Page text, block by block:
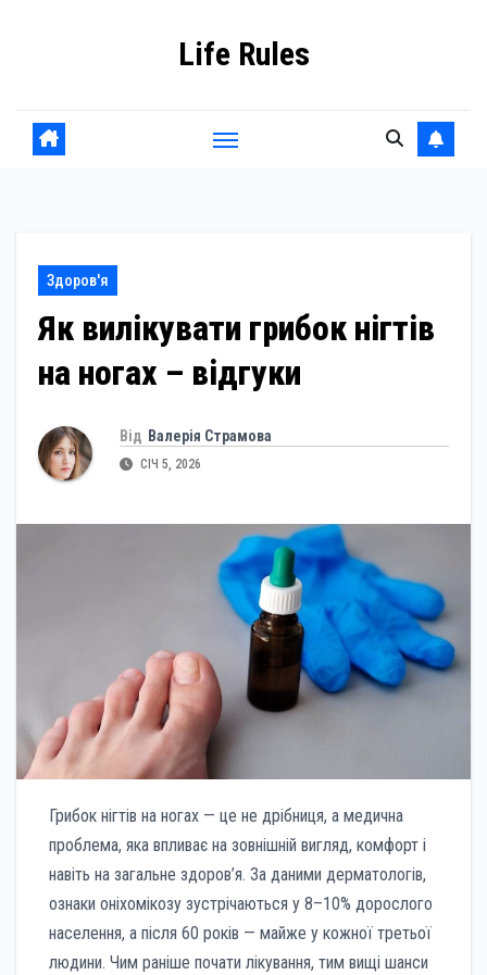
Life Rules
Здоров'я
Як вилікувати грибок нігтів
на ногах – відгуки
Від Валерія Страмова
СІЧ 5, 2026
Грибок нігтів на ногах — це не дрібниця, а медична
проблема, яка впливає на зовнішній вигляд, комфорт і
навіть на загальне здоров’я. За даними дерматологів,
ознаки оніхомікозу зустрічаються у 8–10% дорослого
населення, а після 60 років — майже у кожної третьої
людини. Чим раніше почати лікування, тим вищі шанси